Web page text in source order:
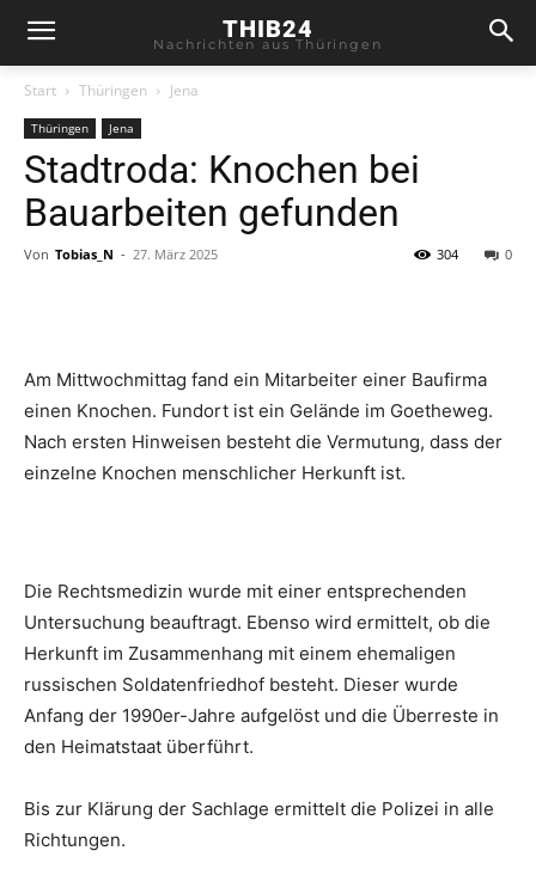
THIB24
Nachrichten aus Thüringen
Start Thüringen Jena
Thüringen Jena
Stadtroda: Knochen bei
Bauarbeiten gefunden
Von Tobias_N - 27. März 2025 0
304
Am Mittwochmittag fand ein Mitarbeiter einer Baufirma
einen Knochen. Fundort ist ein Gelände im Goetheweg.
Nach ersten Hinweisen besteht die Vermutung, dass der
einzelne Knochen menschlicher Herkunft ist.
Die Rechtsmedizin wurde mit einer entsprechenden
Untersuchung beauftragt. Ebenso wird ermittelt, ob die
Herkunft im Zusammenhang mit einem ehemaligen
russischen Soldatenfriedhof besteht. Dieser wurde
Anfang der 1990er-Jahre aufgelöst und die Überreste in
den Heimatstaat überführt.
Bis zur Klärung der Sachlage ermittelt die Polizei in alle
Richtungen.